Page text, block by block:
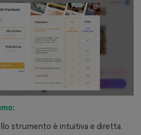
strumento è intuitiva e diretta.